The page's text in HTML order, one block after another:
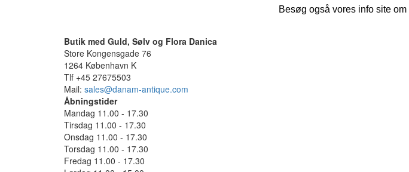
Besøg også vores info site
Butik med Guld, Sølv og Flora Danica
Store Kongensgade 76
1264 København K
Tlf +45 27675503
Mail: sales@danam-antique.com
Åbningstider
Mandag 11.00 - 17.30
Tirsdag 11.00 - 17.30
Onsdag 11.00 - 17.30
Torsdag 11.00 - 17.30
Fredag 11.00 - 17.30